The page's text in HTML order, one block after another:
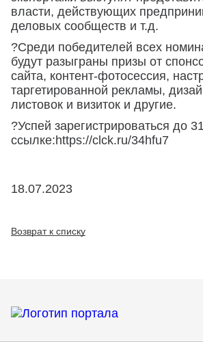
власти, действующих
деловых сообществ и т.д.
?Среди победителей всех
будут разыграны призы от
сайта, контент-фотосессия,
таргетированной рекламы,
листовок и визиток и другие.
?Успей зарегистрироваться до
ссылке:https://clck.ru/34hfu7
18.07.2023
Возврат к списку